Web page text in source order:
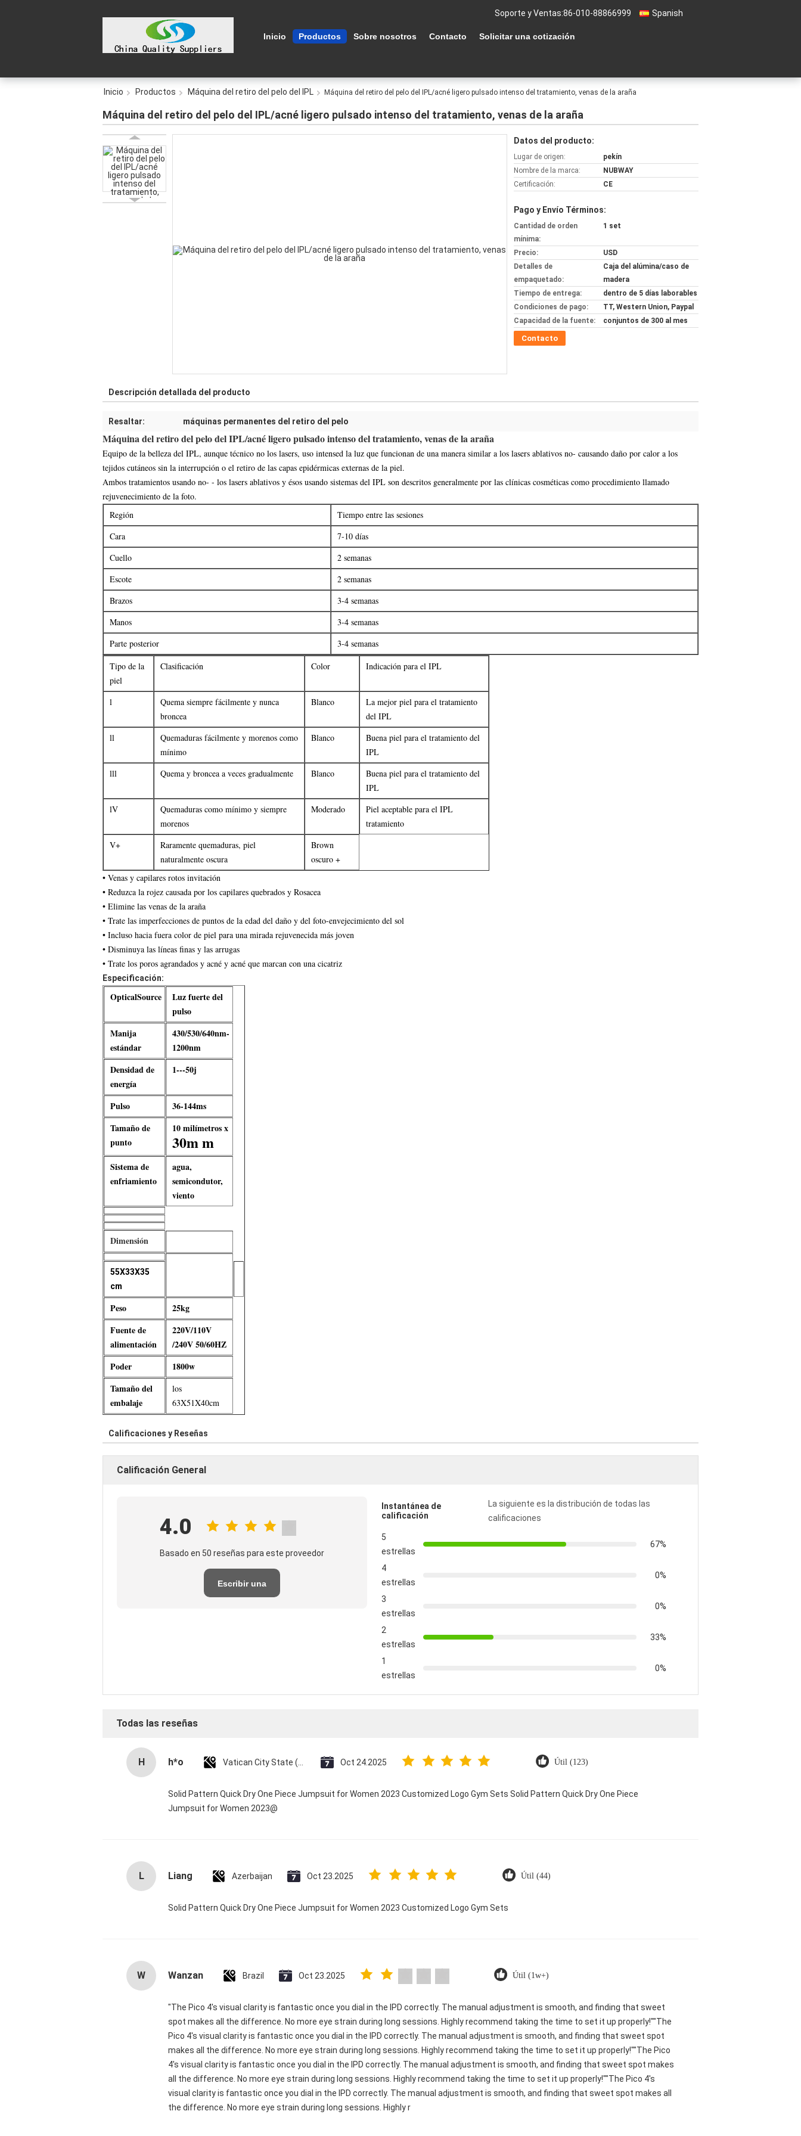
Spanish
Soporte y Ventas:86-010-88866999
Inicio Productos Sobre nosotros Contacto Solicitar una cotización
Inicio Productos Máquina del retiro del pelo del IPL Máquina del retiro del pelo del IPL/acné ligero pulsado intenso del tratamiento, venas de la araña
Máquina del retiro del pelo del IPL/acné ligero pulsado intenso del tratamiento, venas de la araña
Datos del producto:
Lugar de origen:
pekín
Nombre de la marca:
NUBWAY
Certificación:
CE
Pago y Envío Términos:
Cantidad de orden
mínima:
1 set
Precio:
USD
Detalles de
empaquetado:
Caja del alúmina/caso de
madera
Tiempo de entrega:
dentro de 5 días laborables
Condiciones de pago:
TT, Western Union, Paypal
Capacidad de la fuente:
conjuntos de 300 al mes
Contacto
Descripción detallada del producto
Resaltar: máquinas permanentes del retiro del pelo
Máquina del retiro del pelo del IPL/acné ligero pulsado intenso del tratamiento, venas de la araña
Equipo de la belleza del IPL, aunque técnico no los lasers, uso intensed la luz que funcionan de una manera similar a los lasers ablativos no- causando daño por calor a los
tejidos cutáneos sin la interrupción o el retiro de las capas epidérmicas externas de la piel.
Ambos tratamientos usando no- - los lasers ablativos y ésos usando sistemas del IPL son descritos generalmente por las clínicas cosméticas como procedimiento llamado
rejuvenecimiento de la foto.
Región
Tiempo entre las sesiones
Cara
7-10 días
Cuello
2 semanas
Escote
2 semanas
Brazos
3-4 semanas
Manos
3-4 semanas
Parte posterior
3-4 semanas
Tipo de la
piel
Clasificación Color Indicación para el IPL
l
Quema siempre fácilmente y nunca
broncea
Blanco
La mejor piel para el tratamiento
del IPL
ll
Quemaduras fácilmente y morenos como
mínimo
Blanco
Buena piel para el tratamiento del
IPL
lll
Quema y broncea a veces gradualmente Blanco
Buena piel para el tratamiento del
IPL
lV
Quemaduras como mínimo y siempre
morenos
Moderado
Piel aceptable para el IPL
tratamiento
V+
Raramente quemaduras, piel
naturalmente oscura
Brown
oscuro +
• Venas y capilares rotos invitación
• Reduzca la rojez causada por los capilares quebrados y Rosacea
• Elimine las venas de la araña
• Trate las imperfecciones de puntos de la edad del daño y del foto-envejecimiento del sol
• Incluso hacia fuera color de piel para una mirada rejuvenecida más joven
• Disminuya las líneas finas y las arrugas
• Trate los poros agrandados y acné y acné que marcan con una cicatriz
Especificación:
OpticalSource
Luz fuerte del
pulso
Manija
estándar
430/530/640nm-
1200nm
Densidad de
energía
1---50j
Pulso
36-144ms
Tamaño de
punto
10 milímetros x
30m m
Sistema de
enfriamiento
agua,
semicondutor,
viento
Dimensión
55X33X35
cm
Peso
25kg
Fuente de
alimentación
220V/110V
/240V 50/60HZ
Poder
1800w
Tamaño del
embalaje
los
63X51X40cm
Calificaciones y Reseñas
Calificación General
4.0
Basado en 50 reseñas para este proveedor
Escribir una
Instantánea de
calificación
La siguiente es la distribución de todas las
calificaciones
5
estrellas
67%
4
estrellas
0%
3
estrellas
0%
2
estrellas
33%
1
estrellas
0%
Todas las reseñas
H h*o Oct 24.2025 Útil (123)
Solid Pattern Quick Dry One Piece Jumpsuit for Women 2023 Customized Logo Gym Sets Solid Pattern Quick Dry One Piece
Jumpsuit for Women 2023@
L Liang Azerbaijan Oct 23.2025 Útil (44)
Solid Pattern Quick Dry One Piece Jumpsuit for Women 2023 Customized Logo Gym Sets
W Wanzan Brazil Oct 23.2025 Útil (1w+)
"The Pico 4's visual clarity is fantastic once you dial in the IPD correctly. The manual adjustment is smooth, and finding that sweet
spot makes all the difference. No more eye strain during long sessions. Highly recommend taking the time to set it up properly!""The
Pico 4's visual clarity is fantastic once you dial in the IPD correctly. The manual adjustment is smooth, and finding that sweet spot
makes all the difference. No more eye strain during long sessions. Highly recommend taking the time to set it up properly!""The Pico
4's visual clarity is fantastic once you dial in the IPD correctly. The manual adjustment is smooth, and finding that sweet spot makes
all the difference. No more eye strain during long sessions. Highly recommend taking the time to set it up properly!""The Pico 4's
visual clarity is fantastic once you dial in the IPD correctly. The manual adjustment is smooth, and finding that sweet spot makes all
the difference. No more eye strain during long sessions. Highly r